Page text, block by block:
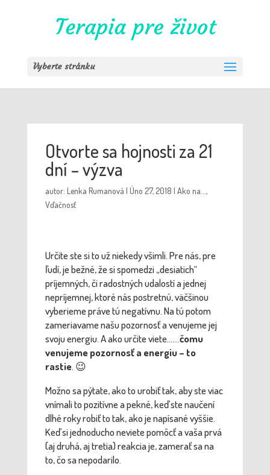
Vyberte stránku
Otvorte sa hojnosti za 21
dní – výzva
autor: Lenka Rumanová | Úno 27, 2018 | Ako na... ,
Vďačnosť
Určite ste si to už niekedy všimli. Pre nás, pre
ľudí, je bežné, že si spomedzi „desiatich“
príjemných, či radostných udalostí a jednej
nepríjemnej, ktoré nás postretnú, väčšinou
vyberieme práve tú negatívnu. Na tú potom
zameriavame našu pozornosť a venujeme jej
svoju energiu. A ako určite viete…….čomu
venujeme pozornosť a energiu – to
rastie. 😉
Možno sa pýtate, ako to urobiť tak, aby ste viac
vnímali to pozitívne a pekné, keď ste naučení
dlhé roky robiť to tak, ako je napísané vyššie.
Keď si jednoducho neviete pomôcť a vaša prvá
(aj druhá, aj tretia) reakcia je, zamerať sa na
to, čo sa nepodarilo.